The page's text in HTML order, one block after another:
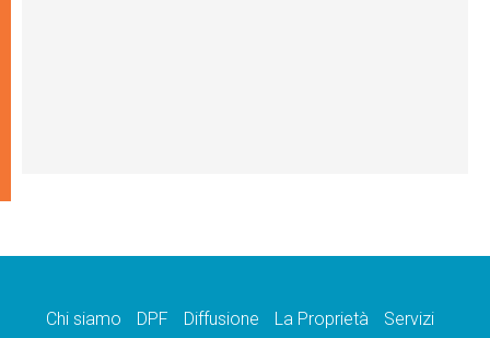
Chi siamo DPF Diffusione La Proprietà
Servizi